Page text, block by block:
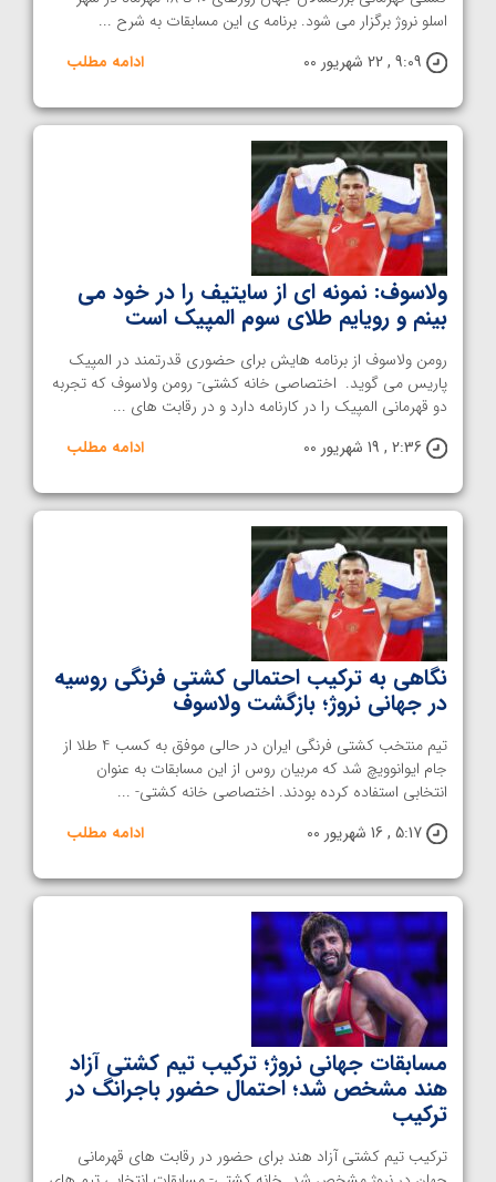
اسلو نروژ برگزار می شود. برنامه ی این مسابقات به شرح ...
9:09 , 22 شهریور 00
ادامه مطلب
ولاسوف: نمونه ای از سایتیف را در خود می
بینم و رویایم طلای سوم المپیک است
رومن ولاسوف از برنامه هایش برای حضوری قدرتمند در المپیک
پاریس می گوید. اختصاصی خانه کشتی- رومن ولاسوف که تجربه
دو قهرمانی المپیک را در کارنامه دارد و در رقابت های ...
2:36 , 19 شهریور 00
ادامه مطلب
نگاهی به ترکیب احتمالی کشتی فرنگی روسیه
در جهانی نروژ؛ بازگشت ولاسوف
تیم منتخب کشتی فرنگی ایران در حالی موفق به کسب 4 طلا از
جام ایوانوویچ شد که مربیان روس از این مسابقات به عنوان
انتخابی استفاده کرده بودند. اختصاصی خانه کشتی- ...
5:17 , 16 شهریور 00
ادامه مطلب
مسابقات جهانی نروژ؛ ترکیب تیم کشتی آزاد
هند مشخص شد؛ احتمال حضور باجرانگ در
ترکیب
ترکیب تیم کشتی آزاد هند برای حضور در رقابت های قهرمانی